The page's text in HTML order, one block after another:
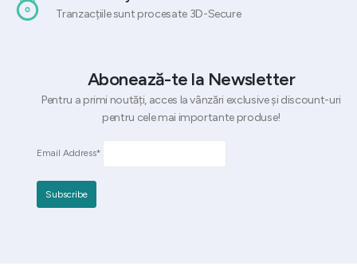
Tranzacțiile sunt procesate 3D-Secure
Abonează-te la Newsletter
Pentru a primi noutăți, acces la vânzări exclusive și discount-uri
pentru cele mai importante produse!
Email Address*